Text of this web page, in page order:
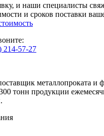
и наши специалисты
и сроков поставки
214-57-27
металлопроката и
тонн продукции